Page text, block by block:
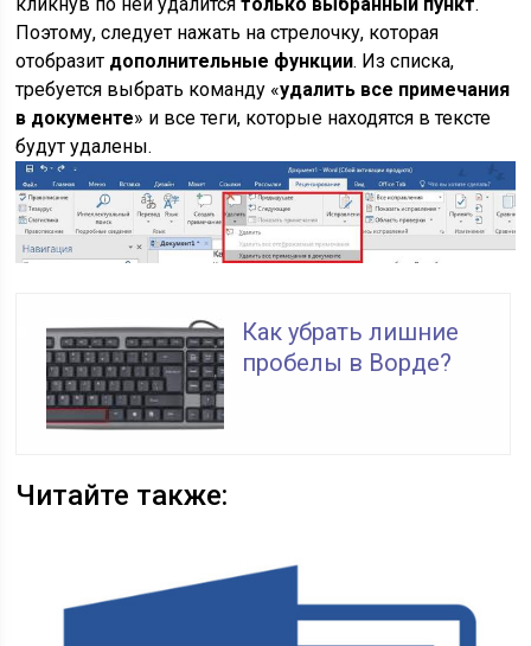
Поэтому, следует нажать на стрелочку, которая
отобразит дополнительные функции. Из списка,
требуется выбрать команду «удалить все примечания
в документе» и все теги, которые находятся в тексте
будут удалены.
Как убрать лишние
пробелы в Ворде?
Читайте также: